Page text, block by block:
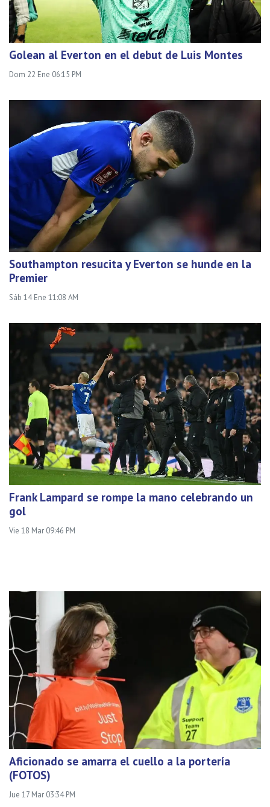
Golean al Everton en el debut de Luis Montes
Dom 22 Ene 06:15 PM
Southampton resucita y Everton se hunde en la
Premier
Sáb 14 Ene 11:08 AM
Frank Lampard se rompe la mano celebrando un
gol
Vie 18 Mar 09:46 PM
Aficionado se amarra el cuello a la portería
(FOTOS)
Jue 17 Mar 03:34 PM